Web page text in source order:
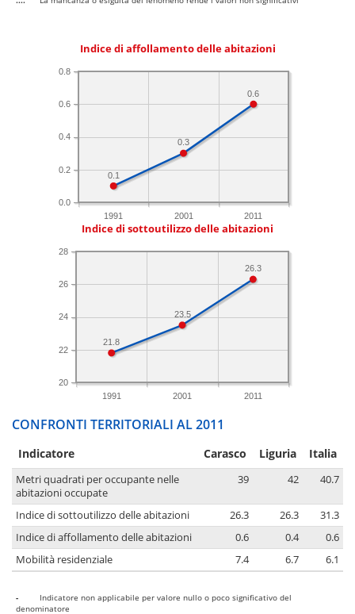
Indice di affollamento delle abitazioni
1991 2001 2011
0.0
0.2
0.4
0.6
0.8
0.6
0.3
0.1
Indice di sottoutilizzo delle abitazioni
1991 2001 2011
20
22
24
26
28
26.3
23.5
21.8
CONFRONTI TERRITORIALI AL 2011
Indicatore Carasco Liguria Italia
Metri quadrati per occupante nelle
abitazioni occupate
39 42 40.7
Indice di sottoutilizzo delle abitazioni 26.3 26.3
31.3
Indice di affollamento delle abitazioni
0.6 0.4
0.6
Mobilità residenziale
7.4 6.7 6.1
-
Indicatore non applicabile per valore nullo o poco significativo del
denominatore